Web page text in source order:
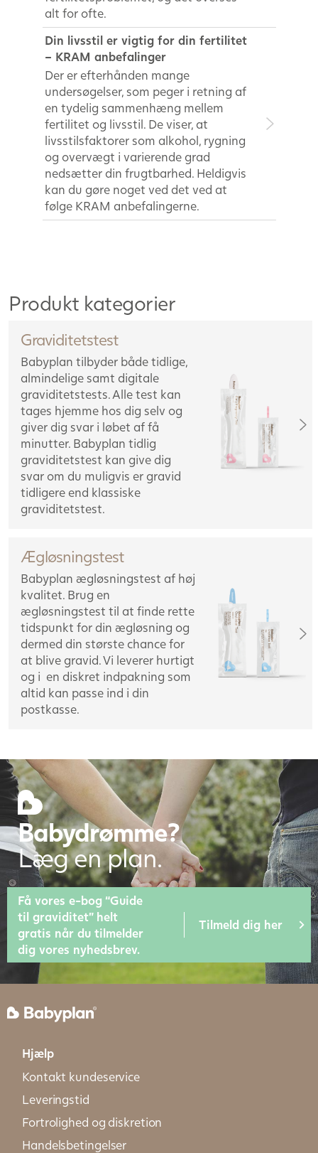
alt for ofte.
Din livsstil er vigtig for din fertilitet
– KRAM anbefalinger
Der er efterhånden mange
undersøgelser, som peger i retning af
en tydelig sammenhæng mellem
fertilitet og livsstil. De viser, at
livsstilsfaktorer som alkohol, rygning
og overvægt i varierende grad
nedsætter din frugtbarhed. Heldigvis
kan du gøre noget ved det ved at
følge KRAM anbefalingerne.
Produkt kategorier
Graviditetstest
Babyplan tilbyder både tidlige,
almindelige samt digitale
graviditetstests. Alle test kan
tages hjemme hos dig selv og
giver dig svar i løbet af få
minutter. Babyplan tidlig
graviditetstest kan give dig
svar om du muligvis er gravid
tidligere end klassiske
graviditetstest.
Ægløsningstest
Babyplan ægløsningstest af høj
kvalitet. Brug en
ægløsningstest til at finde rette
tidspunkt for din ægløsning og
dermed din største chance for
at blive gravid. Vi leverer hurtigt
og i en diskret indpakning som
altid kan passe ind i din
postkasse.
Babydrømme?
Læg en plan.
Få vores e-bog “Guide
til graviditet” helt
gratis når du tilmelder
dig vores nyhedsbrev.
Tilmeld dig her
Hjælp
Kontakt kundeservice
Leveringstid
Fortrolighed og diskretion
Handelsbetingelser